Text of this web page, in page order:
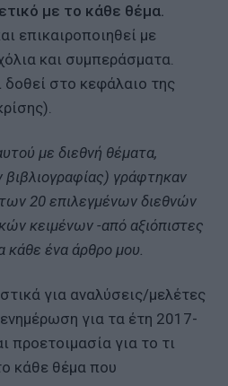
με το κάθε θέμα.
επικαιροποιηθεί με
και συμπεράσματα.
δοθεί στο κεφάλαιο της
με διεθνή θέματα,
γράφτηκαν
20 επιλεγμένων διεθνών
κειμένων -από αξιόπιστες
κάθε ένα άρθρο μου.
για αναλύσεις/μελέτες
για τα έτη 2017-
προετοιμασία για το τι
κάθε θέμα που